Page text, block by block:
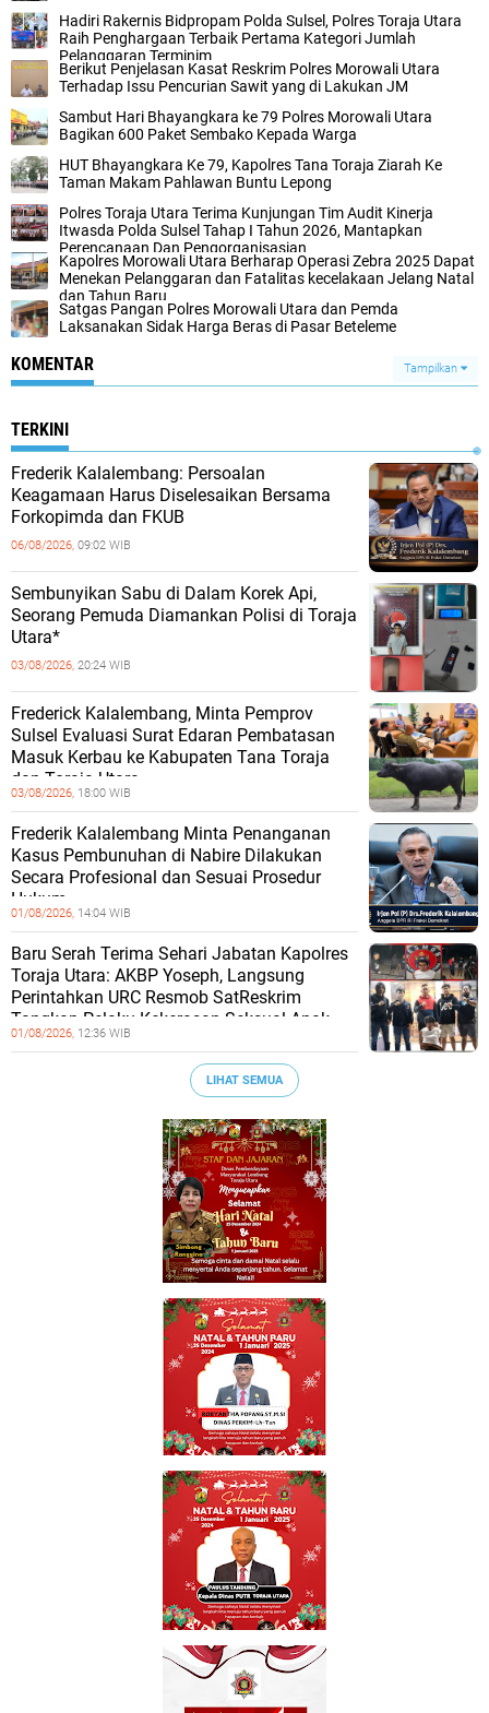
Hadiri Rakernis Bidpropam Polda Sulsel, Polres Toraja Utara
Raih Penghargaan Terbaik Pertama Kategori Jumlah
Pelanggaran Terminim
Berikut Penjelasan Kasat Reskrim Polres Morowali Utara
Terhadap Issu Pencurian Sawit yang di Lakukan JM
Sambut Hari Bhayangkara ke 79 Polres Morowali Utara
Bagikan 600 Paket Sembako Kepada Warga
HUT Bhayangkara Ke 79, Kapolres Tana Toraja Ziarah Ke
Taman Makam Pahlawan Buntu Lepong
Polres Toraja Utara Terima Kunjungan Tim Audit Kinerja
Itwasda Polda Sulsel Tahap I Tahun 2026, Mantapkan
Perencanaan Dan Pengorganisasian
Kapolres Morowali Utara Berharap Operasi Zebra 2025 Dapat
Menekan Pelanggaran dan Fatalitas kecelakaan Jelang Natal
dan Tahun Baru
Satgas Pangan Polres Morowali Utara dan Pemda
Laksanakan Sidak Harga Beras di Pasar Beteleme
KOMENTAR Tampilkan
TERKINI
Frederik Kalalembang: Persoalan
Keagamaan Harus Diselesaikan Bersama
Forkopimda dan FKUB
06/08/2026, 09:02 WIB
Sembunyikan Sabu di Dalam Korek Api,
Seorang Pemuda Diamankan Polisi di Toraja
Utara*
03/08/2026, 20:24 WIB
Frederick Kalalembang, Minta Pemprov
Sulsel Evaluasi Surat Edaran Pembatasan
Masuk Kerbau ke Kabupaten Tana Toraja
dan Toraja Utara
03/08/2026, 18:00 WIB
Frederik Kalalembang Minta Penanganan
Kasus Pembunuhan di Nabire Dilakukan
Secara Profesional dan Sesuai Prosedur
Hukum
01/08/2026, 14:04 WIB
Baru Serah Terima Sehari Jabatan Kapolres
Toraja Utara: AKBP Yoseph, Langsung
Perintahkan URC Resmob SatReskrim
Tangkap Pelaku Kekerasan Seksual Anak
01/08/2026, 12:36 WIB
LIHAT SEMUA